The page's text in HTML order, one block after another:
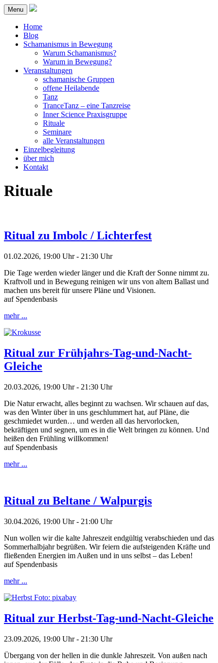
Menu
Home
Blog
Schamanismus in Bewegung
Warum Schamanismus?
Warum in Bewegung?
Veranstaltungen
schamanische Gruppen
offene Heilabende
Tanz
TranceTanz – eine Tanzreise
Inner Science Praxisgruppe
Rituale
Seminare
alle Veranstaltungen
Einzelbegleitung
über mich
Kontakt
Rituale
Ritual zu Imbolc / Lichterfest
01.02.2026, 19:00 Uhr - 21:30 Uhr
Die Tage werden wieder länger und die Kraft der Sonne nimmt zu.
Kraftvoll und in Bewegung reinigen wir uns von altem Ballast und
machen uns bereit für unsere Pläne und Visionen.
auf Spendenbasis
mehr ...
Ritual zur Frühjahrs-Tag-und-Nacht-
Gleiche
20.03.2026, 19:00 Uhr - 21:30 Uhr
Die Natur erwacht, alles beginnt zu wachsen. Wir schauen auf das,
was den Winter über in uns geschlummert hat, auf Pläne, die
geschmiedet wurden… und werden all das hervorlocken,
bekräftigen und segnen, um es in die Welt bringen zu können. Und
heißen den Frühling willkommen!
auf Spendenbasis
mehr ...
Ritual zu Beltane / Walpurgis
30.04.2026, 19:00 Uhr - 21:00 Uhr
Nun wollen wir die kalte Jahreszeit endgültig verabschieden und das
Sommerhalbjahr begrüßen. Wir feiern die aufsteigenden Kräfte und
fließenden Energien im Außen und in uns selbst – das Leben!
auf Spendenbasis
mehr ...
Ritual zur Herbst-Tag-und-Nacht-Gleiche
23.09.2026, 19:00 Uhr - 21:30 Uhr
Übergang von der hellen in die dunkle Jahreszeit. Von außen nach